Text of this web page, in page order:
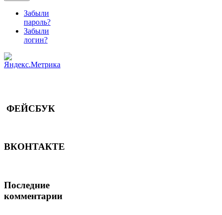
Забыли
пароль?
Забыли
логин?
ФЕЙСБУК
ВКОНТАКТЕ
Последние
комментарии